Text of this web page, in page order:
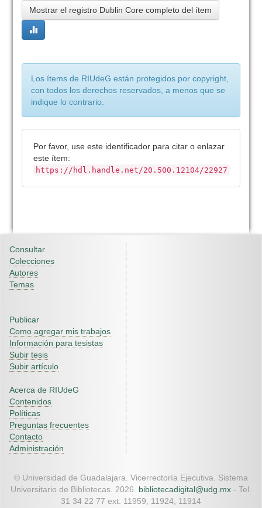
Mostrar el registro Dublin Core completo del ítem
Los ítems de RIUdeG están protegidos por copyright,
con todos los derechos reservados, a menos que se
indique lo contrario.
Por favor, use este identificador para citar o enlazar
este ítem:
https://hdl.handle.net/20.500.12104/22927
Consultar
Colecciones
Autores
Temas
Publicar
Como agregar mis trabajos
Información para tesistas
Subir tesis
Subir artículo
Acerca de RIUdeG
Contenidos
Políticas
Preguntas frecuentes
Contacto
Administración
© Universidad de Guadalajara. Vicerrectoría Ejecutiva. Sistema
Universitario de Bibliotecas. 2026. bibliotecadigital@udg.mx - Tel.
31 34 22 77 ext. 11959, 11924, 11914